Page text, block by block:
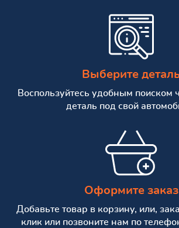
Выберите
Воспользуйтесь удобным поиском
деталь под свой
Оформите заказ
Добавьте товар в корзину, или,
клик или позвоните нам по